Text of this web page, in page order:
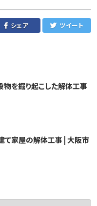
シェア ツイート
物を掘り起こした解体工事
家屋の解体工事 | 大阪市